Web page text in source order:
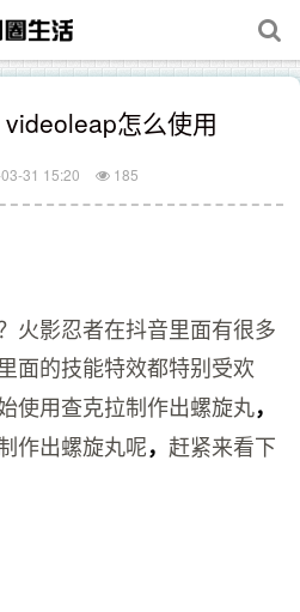
怎么使用
31 15:20 185
火影忍者在抖音里面有很多
面的技能特效都特别受欢
使用查克拉制作出螺旋丸，
作出螺旋丸呢，赶紧来看下